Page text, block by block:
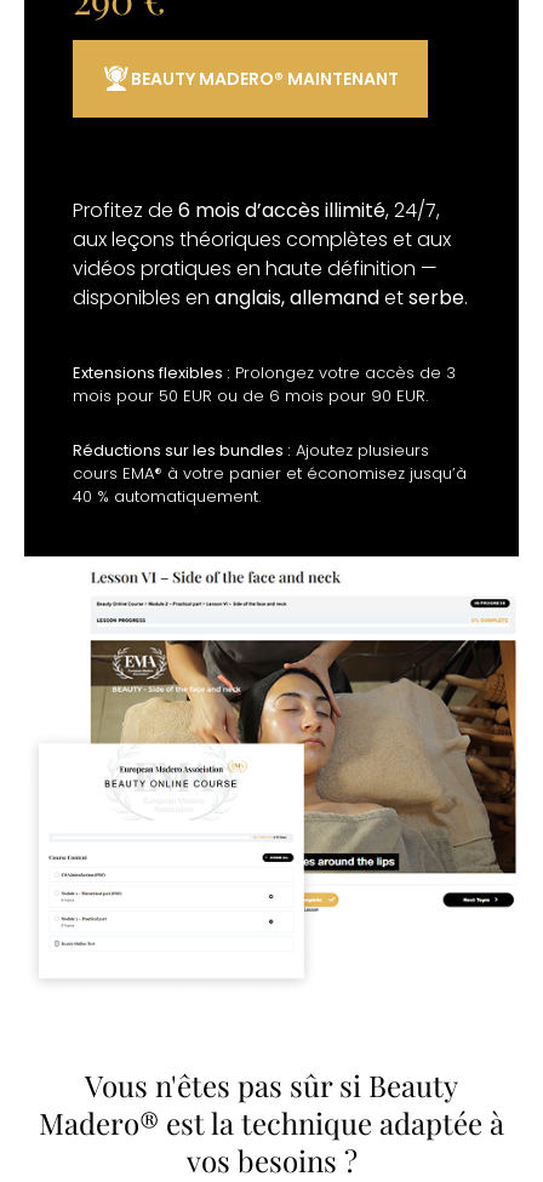
BEAUTY MADERO® MAINTENANT
Profitez de 6 mois d’accès illimité, 24/7,
aux leçons théoriques complètes et aux
vidéos pratiques en haute définition —
disponibles en anglais, allemandetserbe.
Extensions flexibles : Prolongez votre accès de 3
mois pour 50 EUR ou de 6 mois pour 90 EUR.
Réductions sur les bundles : Ajoutez plusieurs
cours EMA® à votre panier et économisez jusqu’à
40 % automatiquement.
Vous n'êtes pas sûr si Beauty
Madero® est la technique adaptée à
vos besoins ?